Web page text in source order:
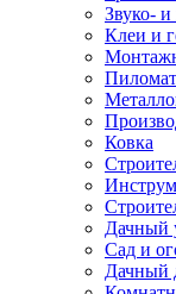
Звуко-
Клеи и
Ковка
Дачный
Сад и
Дачный